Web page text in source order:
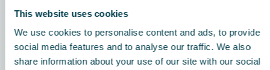
This website uses cookies
We use cookies to personalise content and ads, to provide
social media features and to analyse our traffic. We also
share information about your use of our site with our social
Teknologien bag løsningen